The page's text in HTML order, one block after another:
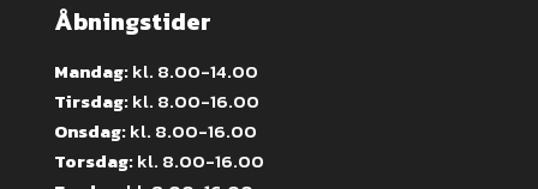
Åbningstider
Mandag:kl. 8.00-14.00
Tirsdag:kl. 8.00-16.00
Onsdag:kl. 8.00-16.00
Torsdag:kl. 8.00-16.00